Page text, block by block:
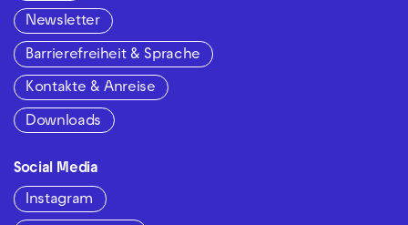
Newsletter
Barrierefreiheit & Sprache
Kontakte & Anreise
Downloads
Social Media
Instagram